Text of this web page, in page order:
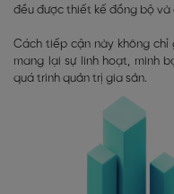
đều được thiết kế đồng bộ và
Cách tiếp cận này không chỉ
mang lại sự linh hoạt, minh
quá trình quản trị gia sản.